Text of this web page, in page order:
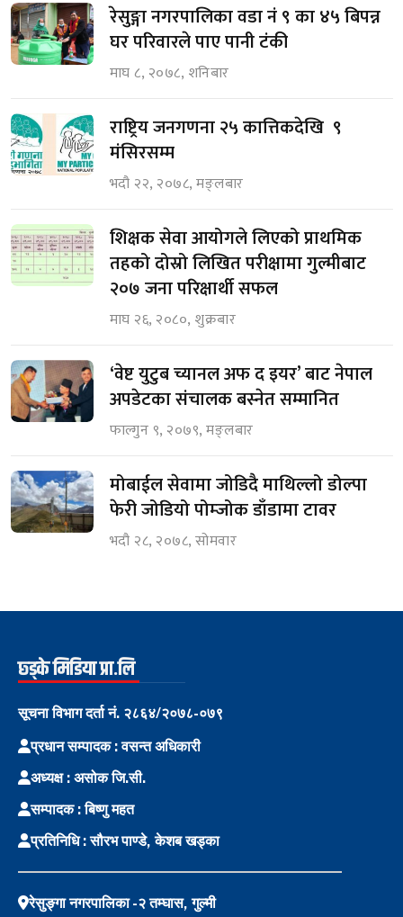
रेसुङ्गा नगरपालिका वडा नं ९ का ४५ बिपन्न
घर परिवारले पाए पानी टंकी
माघ ८, २०७८, शनिबार
राष्ट्रिय जनगणना २५ कात्तिकदेखि ९
मंसिरसम्म
भदौ २२, २०७८, मङ्लबार
शिक्षक सेवा आयोगले लिएको प्राथमिक
तहको दोस्रो लिखित परीक्षामा गुल्मीबाट
२०७ जना परिक्षार्थी सफल
माघ २६, २०८०, शुक्रबार
‘वेष्ट युटुब च्यानल अफ द इयर’ बाट नेपाल
अपडेटका संचालक बस्नेत सम्मानित
फाल्गुन ९, २०७९, मङ्लबार
मोबाईल सेवामा जोडिदै माथिल्लो डोल्पा
फेरी जोडियो पोम्जोक डाँडामा टावर
भदौ २८, २०७८, सोमवार
छ्ड्के मिडिया प्रा.लि
सूचना विभाग दर्ता नं. २८६४/२०७८-०७९
प्रधान सम्पादक : वसन्त अधिकारी
अध्यक्ष : असोक जि.सी.
सम्पादक : बिष्णु महत
प्रतिनिधि : सौरभ पाण्डे, केशब खड्का
रेसुङ्गा नगरपालिका -२ तम्घास, गुल्मी